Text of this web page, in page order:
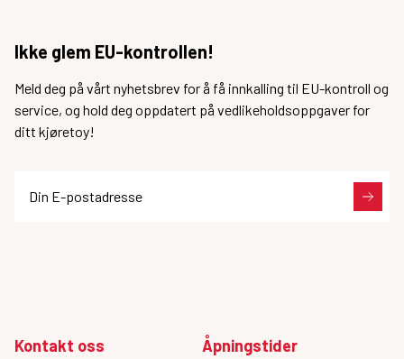
Ikke glem EU-kontrollen!
Meld deg på vårt nyhetsbrev for å få innkalling til EU-kontroll og
service, og hold deg oppdatert på vedlikeholdsoppgaver for
ditt kjøretoy!
Din E-postadresse
Kontakt oss
Åpningstider